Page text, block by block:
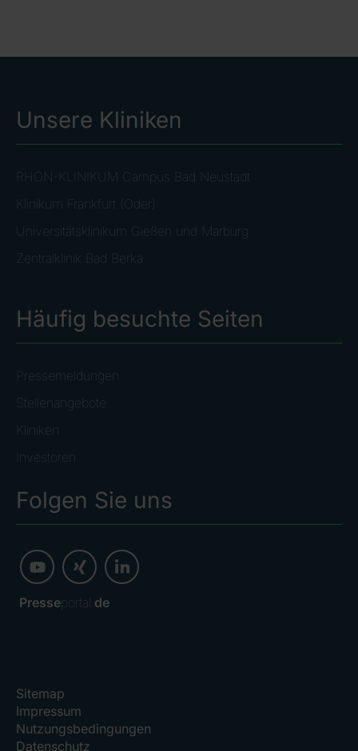
Unsere Kliniken
RHÖN-KLINIKUM Campus Bad Neustadt
Klinikum Frankfurt (Oder)
Universitätsklinikum Gießen und Marburg
Zentralklinik Bad Berka
Häufig besuchte Seiten
Pressemeldungen
Stellenangebote
Kliniken
Investoren
Folgen Sie uns
Presseportal. de
Sitemap
Impressum
Nutzungsbedingungen
Datenschutz